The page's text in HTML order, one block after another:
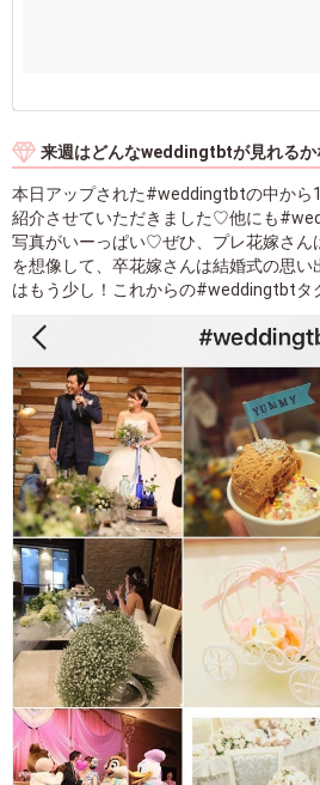
来週はどんなweddingtbtが見れる
本日アップされた#weddingtbtの中から
紹介させていただきました♡他にも
写真がいーっぱい♡ぜひ、プレ花嫁さん
を想像して、卒花嫁さんは結婚式の思
はもう少し！これからの#weddingtbt